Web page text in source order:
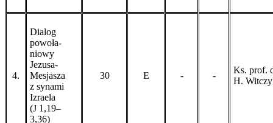
4.
Dialog
powoła-
niowy
Jezusa-
Mesjasza
z synami
Izraela
(J 1,19–
3,36)
30 E - -
Ks. prof.
H.